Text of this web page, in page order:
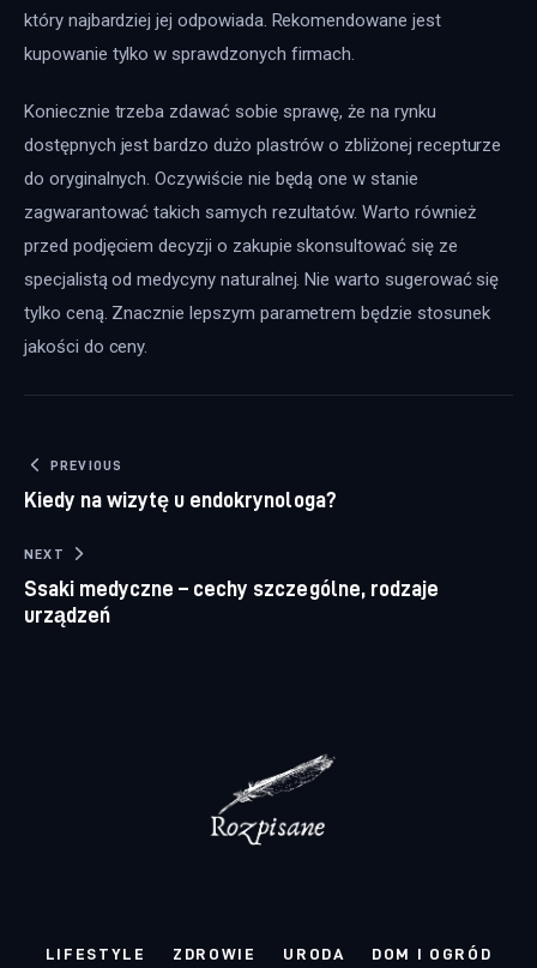
który najbardziej jej odpowiada. Rekomendowane jest
kupowanie tylko w sprawdzonych firmach.
Koniecznie trzeba zdawać sobie sprawę, że na rynku
dostępnych jest bardzo dużo plastrów o zbliżonej recepturze
do oryginalnych. Oczywiście nie będą one w stanie
zagwarantować takich samych rezultatów. Warto również
przed podjęciem decyzji o zakupie skonsultować się ze
specjalistą od medycyny naturalnej. Nie warto sugerować się
tylko ceną. Znacznie lepszym parametrem będzie stosunek
jakości do ceny.
Nawigacja wpisu
PREVIOUS
Kiedy na wizytę u endokrynologa?
NEXT
Ssaki medyczne – cechy szczególne, rodzaje
urządzeń
LIFESTYLE ZDROWIE URODA DOM I OGRÓD